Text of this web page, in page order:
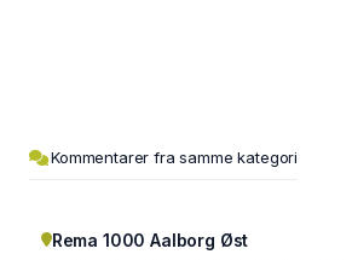
Kommentarer fra samme kategori
Rema 1000 Aalborg Øst